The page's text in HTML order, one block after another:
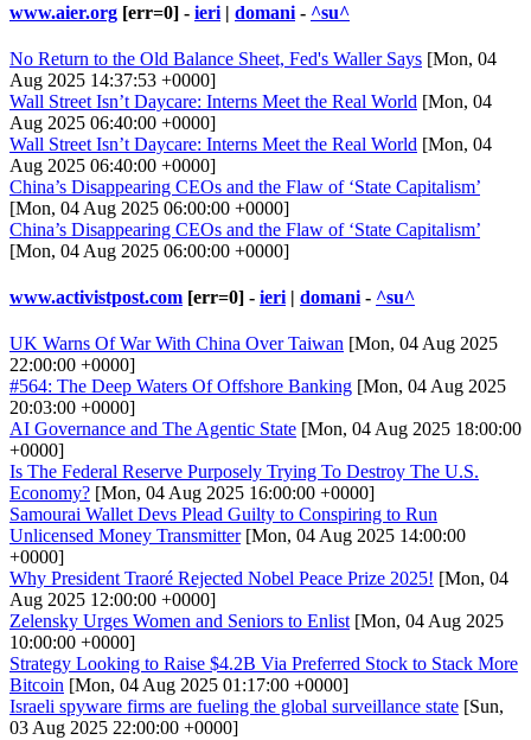
www.aier.org [err=0] - ieri | domani - ^su^
No Return to the Old Balance Sheet, Fed's Waller Says [Mon, 04
Aug 2025 14:37:53 +0000]
Wall Street Isn’t Daycare: Interns Meet the Real World [Mon, 04
Aug 2025 06:40:00 +0000]
Wall Street Isn’t Daycare: Interns Meet the Real World [Mon, 04
Aug 2025 06:40:00 +0000]
China’s Disappearing CEOs and the Flaw of ‘State Capitalism’
[Mon, 04 Aug 2025 06:00:00 +0000]
China’s Disappearing CEOs and the Flaw of ‘State Capitalism’
[Mon, 04 Aug 2025 06:00:00 +0000]
www.activistpost.com [err=0] - ieri | domani - ^su^
UK Warns Of War With China Over Taiwan [Mon, 04 Aug 2025
22:00:00 +0000]
#564: The Deep Waters Of Offshore Banking [Mon, 04 Aug 2025
20:03:00 +0000]
AI Governance and The Agentic State [Mon, 04 Aug 2025 18:00:00
+0000]
Is The Federal Reserve Purposely Trying To Destroy The U.S.
Economy? [Mon, 04 Aug 2025 16:00:00 +0000]
Samourai Wallet Devs Plead Guilty to Conspiring to Run
Unlicensed Money Transmitter[Mon, 04 Aug 2025 14:00:00
+0000]
Why President Traoré Rejected Nobel Peace Prize 2025! [Mon, 04
Aug 2025 12:00:00 +0000]
Zelensky Urges Women and Seniors to Enlist[Mon, 04 Aug 2025
10:00:00 +0000]
Strategy Looking to Raise $4.2B Via Preferred Stock to Stack More
Bitcoin [Mon, 04 Aug 2025 01:17:00 +0000]
Israeli spyware firms are fueling the global surveillance state [Sun,
03 Aug 2025 22:00:00 +0000]